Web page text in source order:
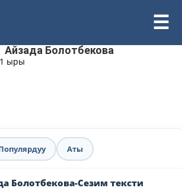
Айзада Болотбекова
1 ыры
Аты
Болотбекова-Сезим тексти